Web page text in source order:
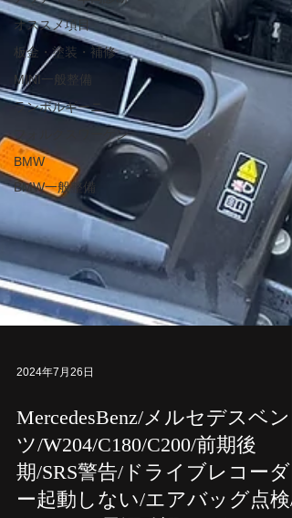
オススメ項目
板金・塗装・補修
MINI一般整備
ランボルギーニ
フォルクスワーゲン
BMW
BMW一般整備
MercedesBenz/メルセデスベン
ツ/W204/C180/C200/前期後